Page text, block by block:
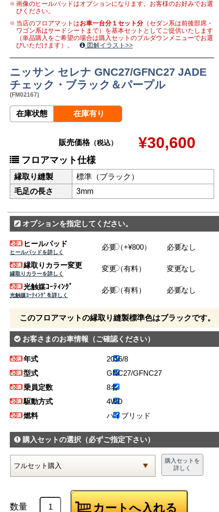
画像のヒールパッドはオプションになります。お客様のお好みでお選
びください。
当店のフロアマットはお車一台分１セット分（セダン系は前後部席・
ワゴン系はサードシートまで）を基本セットとしてご提供いたします
（単品購入をご希望の場合は購入セットのプルダウンメニューでお選
びいただけます）。
図解イラスト>>
ニッサン セレナ GNC27/GFNC27 JADE
チェック・ブラック＆パープル
(FM02167)
在庫状態 在庫有り
販売価格（税込） ¥30,600
フロアマット仕様
縁取り縫製
標準（ブラック）
毛足の長さ
3mm
オプションを指定してください。
ヒールパッド
ヒールパッドを詳しく
必要（+¥800） 必要なし
縁取りカラー変更
縁取りカラーを詳しく
変更（有料） 変更なし
光触媒ｺｰﾃｨﾝｸﾞ
光触媒ｺｰﾃｨﾝｸﾞを詳しく
必要（有料） 必要なし
このフロアマットの縁取り縫製標準色はブラックです。
お客さまのお車情報 （ご確認ください）
年式
2016/8
型式
GNC27/GFNC27
乗員定数
8名
駆動方式
4WD
燃料
ハイブリッド
購入セットの選択 （必ずご指定下さい）
購入セットを
詳しく
数量